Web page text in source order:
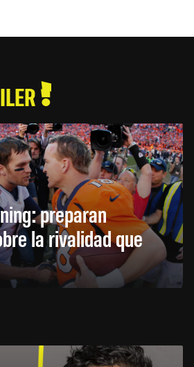
preparan
la rivalidad que